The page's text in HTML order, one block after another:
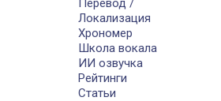
Перевод /
Локализация
Хрономер
Школа вокала
ИИ озвучка
Рейтинги
Статьи